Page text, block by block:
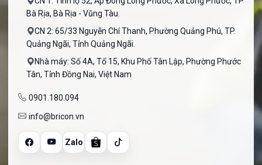
Bà Rịa, Bà Rịa - Vũng Tàu.
CN 2: 65/33 Nguyễn Chí Thanh, Phường Quảng Phú, TP.
Quảng Ngãi, Tỉnh Quảng Ngãi.
Nhà máy: Số 4A, Tổ 15, Khu Phố Tân Lập, Phường Phước
Tân, Tỉnh Đồng Nai, Việt Nam
0901.180.094
info@bricon.vn
Zalo